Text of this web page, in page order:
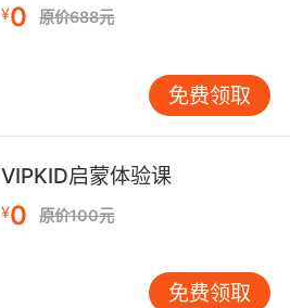
¥0 原价688元
免费领取
VIPKID启蒙体验课
¥0 原价100元
免费领取